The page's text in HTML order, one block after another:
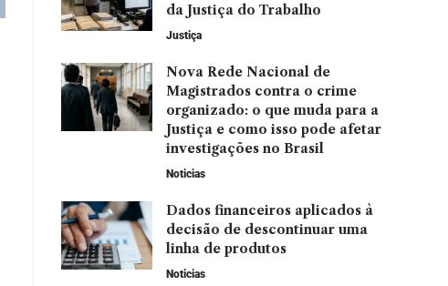
da Justiça do Trabalho
Justiça
Nova Rede Nacional de
Magistrados contra o crime
organizado: o que muda para a
Justiça e como isso pode afetar
investigações no Brasil
Noticias
Dados financeiros aplicados à
decisão de descontinuar uma
linha de produtos
Noticias